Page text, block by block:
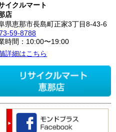
イクルマート
店
県恵那市長島町正家3丁目8-43-6
59-8788
時間：10:00〜19:00
詳細はこちら